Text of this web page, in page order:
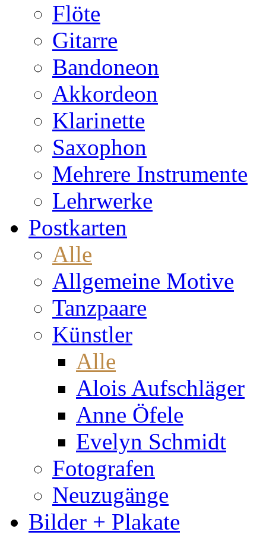
Flöte
Gitarre
Bandoneon
Akkordeon
Klarinette
Saxophon
Mehrere Instrumente
Lehrwerke
Postkarten
Alle
Allgemeine Motive
Tanzpaare
Künstler
Alle
Alois Aufschläger
Anne Öfele
Evelyn Schmidt
Fotografen
Neuzugänge
Bilder + Plakate